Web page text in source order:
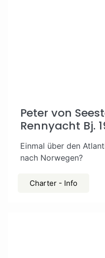
Peter von
Rennyacht Bj.
Einmal über den
nach Norwegen?
Charter - Info